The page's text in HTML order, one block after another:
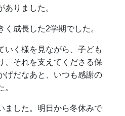
りました。
成長した2学期でした。
いく様を見ながら、子ども
、それを支えてくださる保
げだなあと、いつも感謝の
ました。明日から冬休みで